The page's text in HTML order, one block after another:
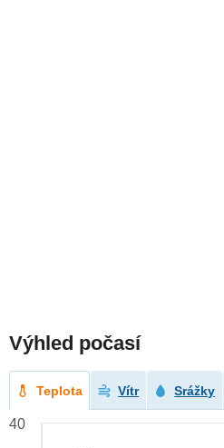
Výhled počasí
Teplota Vítr Srážky
40